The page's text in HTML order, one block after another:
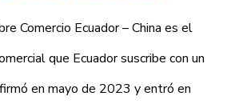
Comercio Ecuador – China es el
que Ecuador suscribe con un
en mayo de 2023 y entró en